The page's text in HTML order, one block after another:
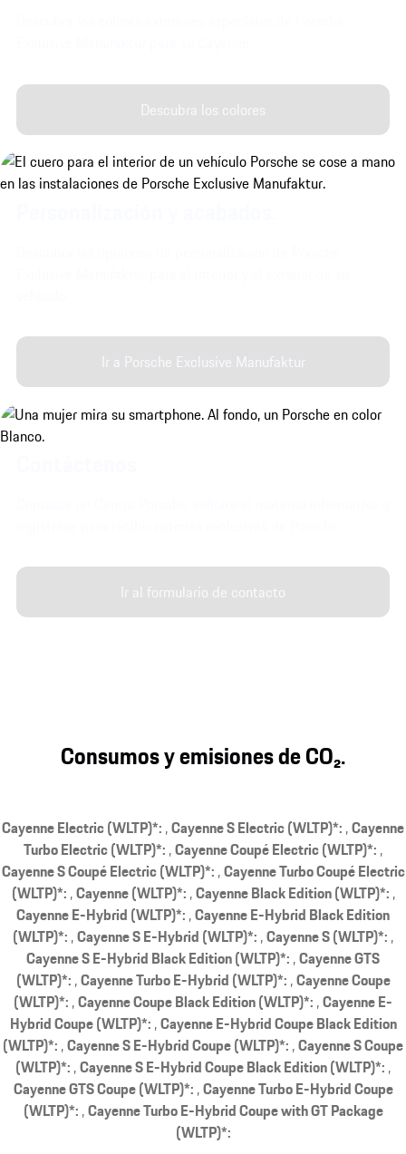
Descubra los colores
Ir a Porsche Exclusive Manufaktur
Ir al formulario de contacto
Consumos y emisiones de CO₂.
Cayenne Electric (WLTP)*: Cayenne S Electric (WLTP)*: Cayenne
Turbo Electric (WLTP)*: Cayenne Coupé Electric (WLTP)*:
Cayenne S Coupé Electric (WLTP)*: Cayenne Turbo Coupé Electric
(WLTP)*: Cayenne (WLTP)*: Cayenne Black Edition (WLTP)*:
Cayenne E-Hybrid (WLTP)*: Cayenne E-Hybrid Black Edition
(WLTP)*: Cayenne S E-Hybrid (WLTP)*: Cayenne S (WLTP)*:
Cayenne S E-Hybrid Black Edition (WLTP)*: Cayenne GTS
(WLTP)*: Cayenne Turbo E-Hybrid (WLTP)*: Cayenne Coupe
(WLTP)*: Cayenne Coupe Black Edition (WLTP)*: Cayenne E-
Hybrid Coupe (WLTP)*: Cayenne E-Hybrid Coupe Black Edition
(WLTP)*: Cayenne S E-Hybrid Coupe (WLTP)*: Cayenne S Coupe
(WLTP)*: Cayenne S E-Hybrid Coupe Black Edition (WLTP)*:
Cayenne GTS Coupe (WLTP)*: Cayenne Turbo E-Hybrid Coupe
(WLTP)*: Cayenne Turbo E-Hybrid Coupe with GT Package
(WLTP)*: